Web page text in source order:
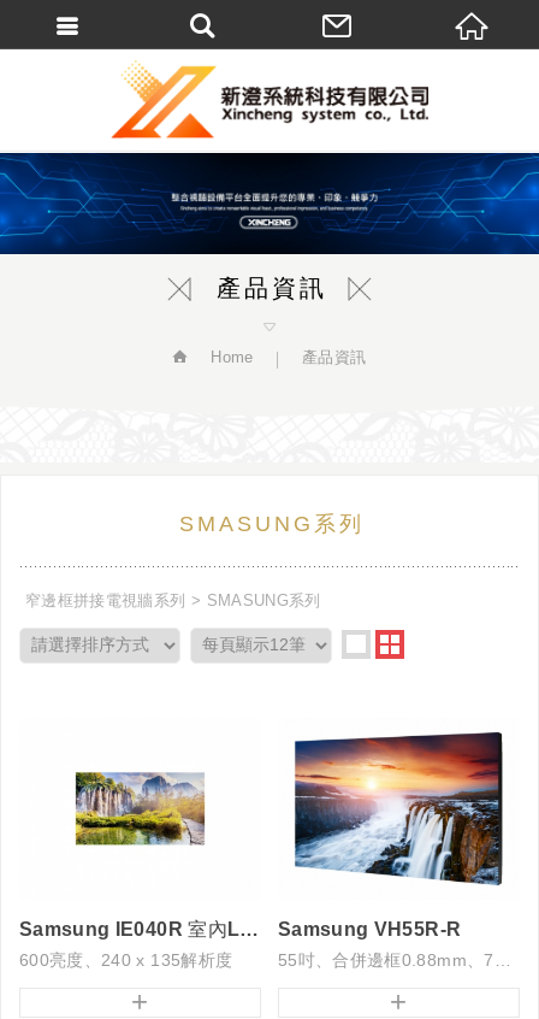
產品資訊
Home 產品資訊
SMASUNG系列
窄邊框拼接電視牆系列 SMASUNG系列
Samsung IE040R 室內LED顯示屏
600亮度、240 x 135解析度
+
Samsung VH55R-R
+